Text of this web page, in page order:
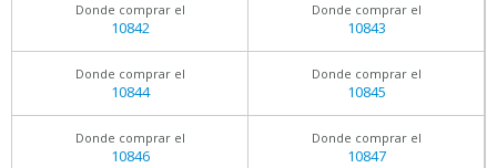
Donde comprar el
10842
Donde comprar el
10843
Donde comprar el
10844
Donde comprar el
10845
Donde comprar el
10846
Donde comprar el
10847